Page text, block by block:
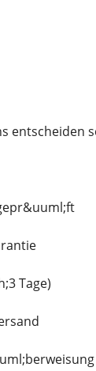
entscheiden
Tage)